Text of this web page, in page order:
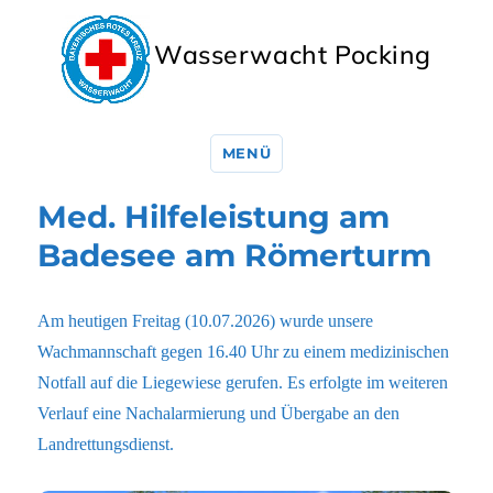
Wasserwacht Pocking
MENÜ
Aktuelles
Med. Hilfeleistung am
Badesee am Römerturm
Am heutigen Freitag (10.07.2026) wurde unsere
Wachmannschaft gegen 16.40 Uhr zu einem medizinischen
Notfall auf die Liegewiese gerufen. Es erfolgte im weiteren
Verlauf eine Nachalarmierung und Übergabe an den
Landrettungsdienst.